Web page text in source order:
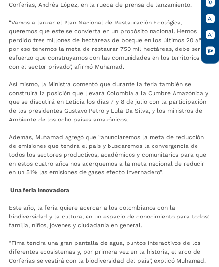
Corferias, Andrés López, en la rueda de prensa de lanzamiento.
“Vamos a lanzar el Plan Nacional de Restauración Ecológica,
queremos que este se convierta en un propósito nacional. Hemos
perdido tres millones de hectáreas de bosque en los últimos 20 años,
por eso tenemos la meta de restaurar 750 mil hectáreas, debe ser un
esfuerzo que construyamos con las comunidades en los territorios y
con el sector privado”, afirmó Muhamad.
Así mismo, la Ministra comentó que durante la feria también se
construirá la posición que llevará Colombia a la Cumbre Amazónica y
que se discutirá en Leticia los días 7 y 8 de julio con la participación
de los presidentes Gustavo Petro y Lula Da Silva, y los ministros de
Ambiente de los ocho países amazónicos.
Además, Muhamad agregó que “anunciaremos la meta de reducción
de emisiones que tendrá el país y buscaremos la convergencia de
todos los sectores productivos, académicos y comunitarios para que
en estos cuatro años nos acerquemos a la meta nacional de reducir
en un 51% las emisiones de gases efecto invernadero”.
Una feria innovadora
Este año, la feria quiere acercar a los colombianos con la
biodiversidad y la cultura, en un espacio de conocimiento para todos:
familia, niños, jóvenes y ciudadanía en general.
“Fima tendrá una gran pantalla de agua, puntos interactivos de los
diferentes ecosistemas y, por primera vez en la historia, el arco de
Corferias se vestirá con la biodiversidad del país”, explicó Muhamad.